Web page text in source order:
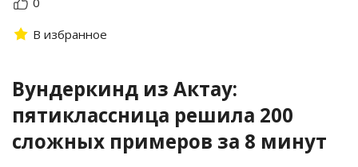
В избранное
Вундеркинд из Актау:
пятиклассница решила 200
сложных примеров за 8 минут